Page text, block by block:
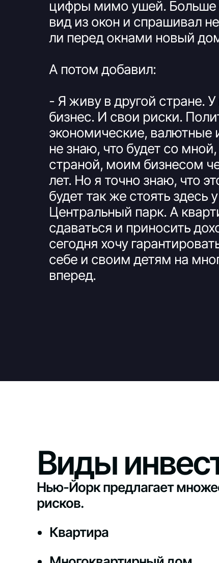
цифры мимо ушей. Больше
вид из окон и спрашивал
ли перед окнами новый
А потом добавил:
- Я живу в другой стране.
бизнес. И свои риски.
экономические, валютные
не знаю, что будет со
страной, моим бизнесом
лет. Но я точно знаю, что
будет так же стоять здесь
Центральный парк. А
сдаваться и приносить
сегодня хочу
себе и своим детям на
вперед.
Виды
Нью-Йорк предлагает
рисков.
Квартира